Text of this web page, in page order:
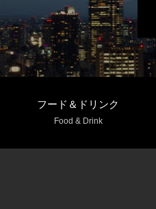
フード＆ドリンク
Food & Drink